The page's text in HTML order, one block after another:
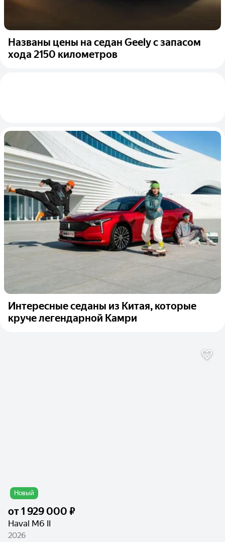
Названы цены на седан Geely с запасом
хода 2150 километров
Интересные седаны из Китая, которые
круче легендарной Камри
Новый
от1 929 000 ₽
Haval M6 II
2026